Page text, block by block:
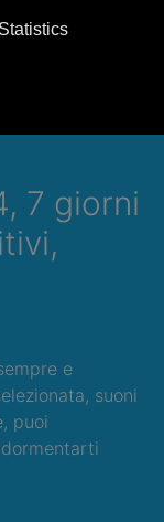
7 giorni
e
suoni
puoi